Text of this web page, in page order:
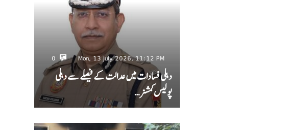
Mon, 13 July 2026, 11:12 PM
0
دہلی فسادات میں عدالت کے فیصلے سے دہلی
پولیس کمشنر…